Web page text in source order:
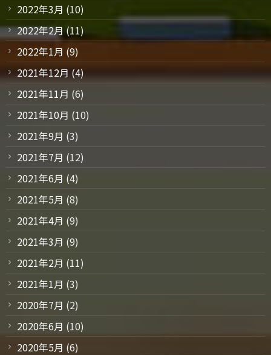
2022年3月 (10)
2022年2月 (11)
2022年1月 (9)
2021年12月 (4)
2021年11月 (6)
2021年10月 (10)
2021年9月 (3)
2021年7月 (12)
2021年6月 (4)
2021年5月 (8)
2021年4月 (9)
2021年3月 (9)
2021年2月 (11)
2021年1月 (3)
2020年7月 (2)
2020年6月 (10)
2020年5月 (6)